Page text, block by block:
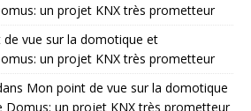
un projet KNX très prometteur
vue sur la domotique et
un projet KNX très prometteur
Mon point de vue sur la domotique
Domus: un projet KNX très prometteur